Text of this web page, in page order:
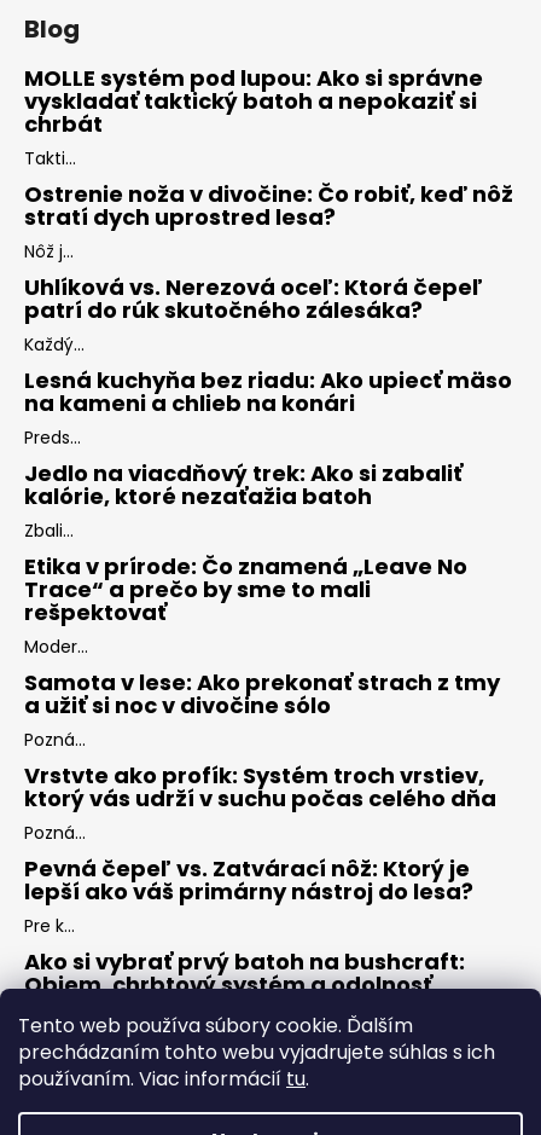
Tento web používa súbory cookie. Ďalším
prechádzaním tohto webu vyjadrujete súhlas s ich
používaním. Viac informácií tu.
Blog
MOLLE systém pod lupou: Ako si správne
vyskladať taktický batoh a nepokaziť si
chrbát
Takti...
Ostrenie noža v divočine: Čo robiť, keď nôž
stratí dych uprostred lesa?
Nôž j...
Uhlíková vs. Nerezová oceľ: Ktorá čepeľ
patrí do rúk skutočného zálesáka?
Každý...
Lesná kuchyňa bez riadu: Ako upiecť mäso
na kameni a chlieb na konári
Preds...
Jedlo na viacdňový trek: Ako si zabaliť
kalórie, ktoré nezaťažia batoh
Zbali...
Etika v prírode: Čo znamená „Leave No
Trace“ a prečo by sme to mali
rešpektovať
Moder...
Samota v lese: Ako prekonať strach z tmy
a užiť si noc v divočine sólo
Pozná...
Vrstvte ako profík: Systém troch vrstiev,
ktorý vás udrží v suchu počas celého dňa
Pozná...
Pevná čepeľ vs. Zatvárací nôž: Ktorý je
lepší ako váš primárny nástroj do lesa?
Pre k...
Ako si vybrať prvý batoh na bushcraft:
Objem, chrbtový systém a odolnosť
Keď s...
ARCHÍV